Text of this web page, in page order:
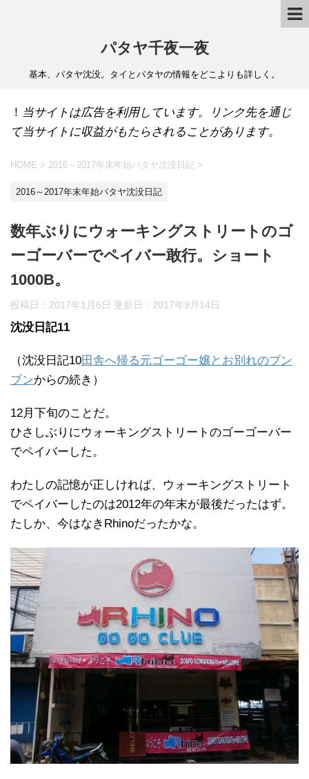
パタヤ千夜一夜
基本、パタヤ沈没。タイとパタヤの情報をどこよりも詳しく。
！ 当サイトは広告を利用しています。リンク先を通じ
て当サイトに収益がもたらされることがあります。
HOME > 2016～2017年末年始パタヤ沈没日記 >
2016～2017年末年始パタヤ沈没日記
数年ぶりにウォーキングストリートのゴ
ーゴーバーでペイバー敢行。ショート
1000B。
投稿日：2017年1月6日 更新日： 2017年9月14日
沈没日記11
（沈没日記10田舎へ帰る元ゴーゴー嬢とお別れのブン
ブンからの続き）
12月下旬のことだ。
ひさしぶりにウォーキングストリートのゴーゴーバー
でペイバーした。
わたしの記憶が正しければ、ウォーキングストリート
でペイバーしたのは2012年の年末が最後だったはず。
たしか、今はなきRhinoだったかな。